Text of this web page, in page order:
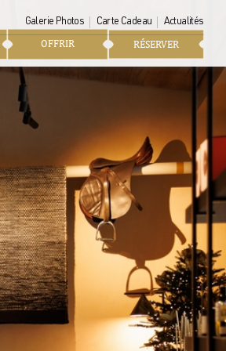
Galerie Photos Carte Cadeau Actualités
RÉSERVER
OFFRIR